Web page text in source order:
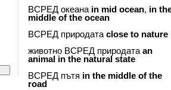
ВСРЕД океана in mid ocean, in
middle of the ocean
ВСРЕД природатаclose to nature
животно ВСРЕД природатаan
animal in the natural state
ВСРЕД пътя in the middle of the
road